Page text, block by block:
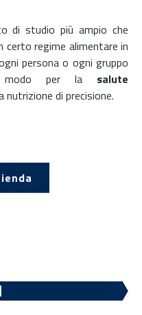
di studio più ampio che
certo regime alimentare in
persona o ogni gruppo
modo per la salute
nutrizione di precisione.